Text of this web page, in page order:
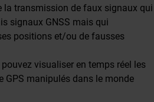
la transmission de faux signaux qui
signaux GNSS mais qui
positions et/ou de fausses
visualiser en temps réel les
GPS manipulés dans le monde